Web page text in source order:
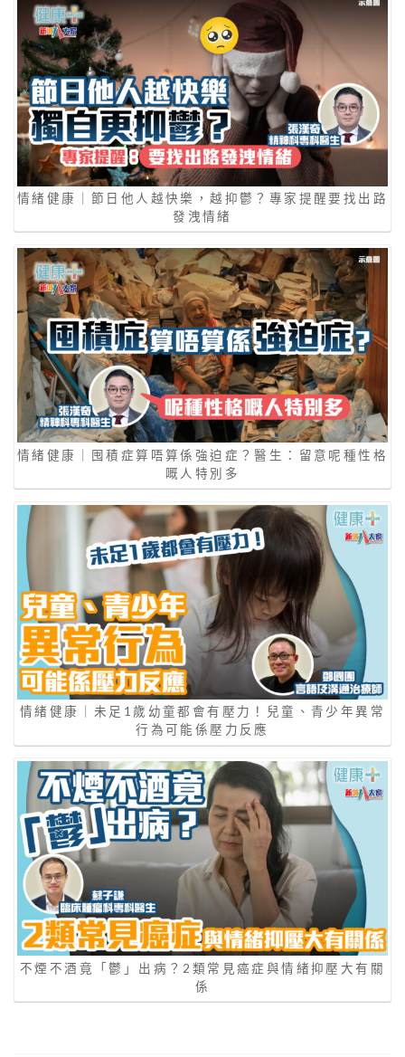
情緒健康｜節日他人越快樂，越抑鬱？專家提醒要找出路
發洩情緒
情緒健康｜囤積症算唔算係強迫症？醫生：留意呢種性格
嘅人特別多
情緒健康｜未足1歲幼童都會有壓力！兒童、青少年異常
行為可能係壓力反應
不煙不酒竟「鬱」出病？2類常見癌症與情緒抑壓大有關
係